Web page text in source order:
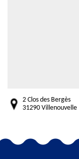
2 Clos des Bergès
31290 Villenouvelle